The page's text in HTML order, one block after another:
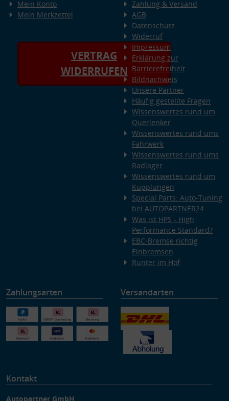
Mein Konto
Mein Merkzettel
VERTRAG
WIDERRUFEN
Zahlung & Versand
AGB
Datenschutz
Widerruf
Impressum
Erklärung zur
Barrierefreiheit
Bildnachweis
Unsere Partner
Häufig gestellte Fragen
Wissenswertes rund um
Querlenker
Wissenswertes rund ums
Fahrwerk
Wissenswertes rund ums
Radlager
Wissenswertes rund um
Kupplungen
Special Parts: Auto-Tuning
bei AUTOPARTNER24
Was ist HPS - High
Performance Standard?
EBC-Bremse richtig
Einbremsen
Runter im Hof
Zahlungsarten Versandarten
Kontakt
Autopartner GmbH